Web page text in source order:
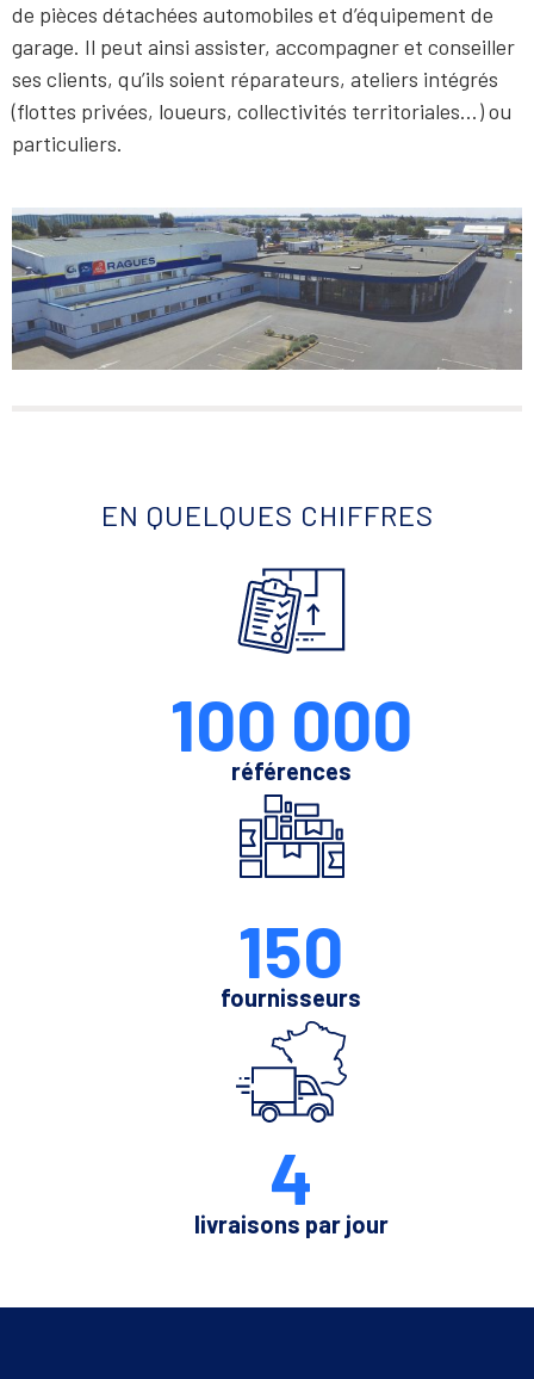
de pièces détachées automobiles et d’équipement de
garage. Il peut ainsi assister, accompagner et conseiller
ses clients, qu’ils soient réparateurs, ateliers intégrés
(flottes privées, loueurs, collectivités territoriales…) ou
particuliers.
EN QUELQUES CHIFFRES
100 000
références
150
fournisseurs
4
livraisons par jour